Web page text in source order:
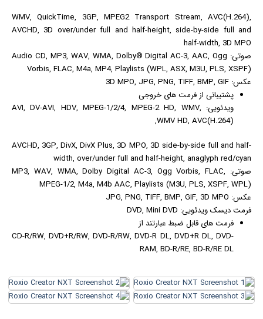
WMV, QuickTime, 3GP, MPEG2 Transport Stream, AVC(H.264),
AVCHD, 3D over/under full and half-height, side-by-side full and
half-width, 3D MPO
صوتی: Audio CD, MP3, WAV, WMA, Dolby® Digital AC-3, AAC, Ogg
Vorbis, FLAC, M4a, MP4, Playlists (WPL, ASX, M3U, PLS, XSPF)
عکس: 3D MPO, JPG, PNG, TIFF, BMP, GIF
پشتیبانی از فرمت های خروجی
ویدئویی: AVI, DV-AVI, HDV, MPEG-1/2/4, MPEG-2 HD, WMV,
WMV HD, AVC(H.264),
AVCHD, 3GP, DivX, DivX Plus, 3D MPO, 3D side-by-side full and half-
width, over/under full and half-height, anaglyph red/cyan
صوتی: MP3, WAV, WMA, Dolby Digital AC-3, Ogg Vorbis, FLAC,
MPEG-1/2, M4a, M4b AAC, Playlists (M3U, PLS, XSPF, WPL)
عکس: JPG, PNG, TIFF, BMP, GIF, 3D MPO
فرمت دیسک ویدئویی: DVD, Mini DVD
فرمت های قابل ضبط عبارتند از
CD-R/RW, DVD+R/RW, DVD-R/RW, DVD-R DL, DVD+R DL, DVD-
RAM, BD-R/RE, BD-R/RE DL